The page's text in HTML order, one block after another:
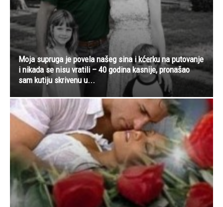
Moja supruga je povela našeg sina i kćerku na putovanje
i nikada se nisu vratili – 40 godina kasnije, pronašao
sam kutiju skrivenu u...